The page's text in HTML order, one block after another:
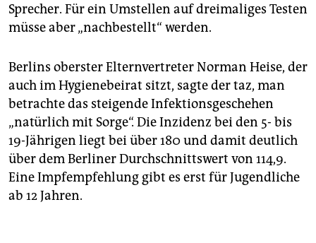
Sprecher. Für ein Umstellen auf dreimaliges Testen
müsse aber „nachbestellt“ werden.
Berlins oberster Elternvertreter Norman Heise, der
auch im Hygienebeirat sitzt, sagte der taz, man
betrachte das steigende Infektionsgeschehen
„natürlich mit Sorge“. Die Inzidenz bei den 5- bis
19-Jährigen liegt bei über 180 und damit deutlich
über dem Berliner Durchschnittswert von 114,9.
Eine Impfempfehlung gibt es erst für Jugendliche
ab 12 Jahren.